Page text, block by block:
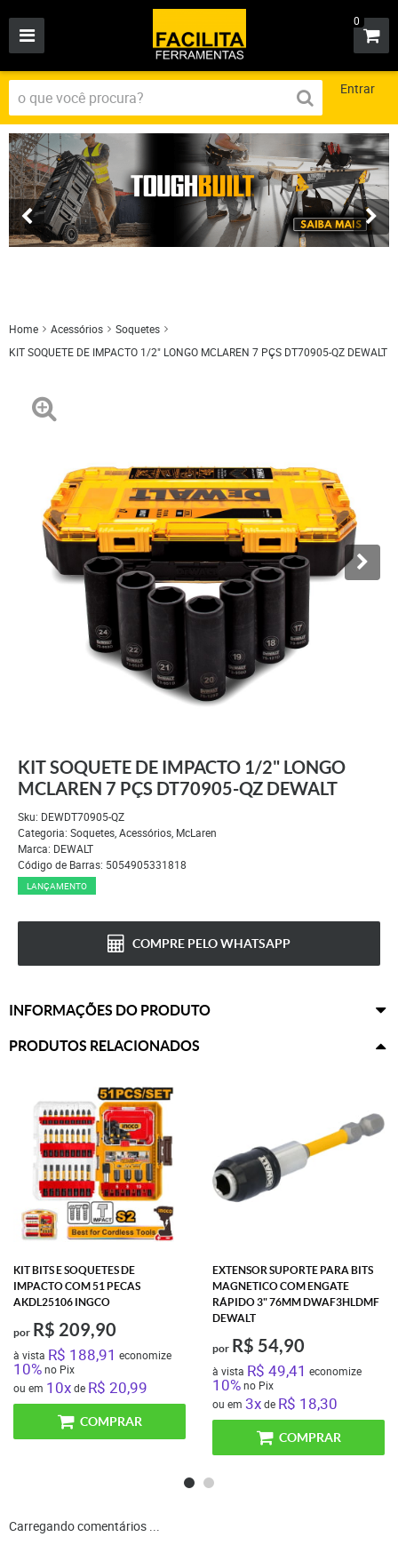
0
Entrar
Home Acessórios
Soquetes
KIT SOQUETE DE IMPACTO 1/2" LONGO MCLAREN 7 PÇS DT70905-QZ DEWALT
KIT SOQUETE DE IMPACTO 1/2" LONGO
MCLAREN 7 PÇS DT70905-QZ DEWALT
Sku: DEWDT70905-QZ
Categoria: Soquetes,Acessórios, McLaren
Marca: DEWALT
Código de Barras: 5054905331818
LANÇAMENTO
COMPRE PELO WHATSAPP
INFORMAÇÕES DO PRODUTO
PRODUTOS RELACIONADOS
KIT BITS E SOQUETES DE
IMPACTO COM 51 PECAS
AKDL25106 INGCO
por R$ 209,90
à vista R$ 188,91 economize
10%no Pix
ou em 10xde R$ 20,99
COMPRAR
EXTENSOR SUPORTE PARA BITS
MAGNETICO COM ENGATE
RÁPIDO 3" 76MM DWAF3HLDMF
DEWALT
por R$ 54,90
à vista R$ 49,41 economize
10%no Pix
ou em 3xde R$ 18,30
COMPRAR
Carregando comentários ...